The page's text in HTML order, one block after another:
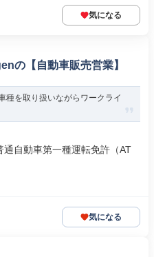
気になる
の【自動車販売営業】
種を取り扱いながらワークライ
自動車第一種運転免許（AT
気になる